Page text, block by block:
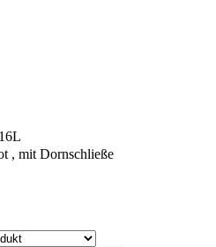
, mit Dornschließe